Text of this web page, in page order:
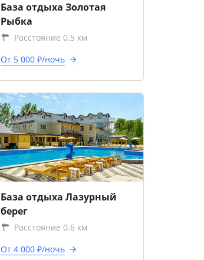
База отдыха Золотая
Рыбка
Расстояние 0.5 км
От 5 000 ₽/ночь
База отдыха Лазурный
берег
Расстояние 0.6 км
От 4 000 ₽/ночь